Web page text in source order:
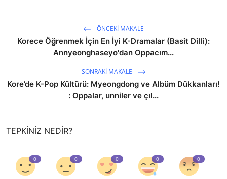
ÖNCEKI MAKALE
Korece Öğrenmek İçin En İyi K-Dramalar (Basit Dilli):
Annyeonghaseyo'dan Oppacım...
SONRAKI MAKALE
Kore’de K-Pop Kültürü: Myeongdong ve Albüm Dükkanları!
: Oppalar, unniler ve çıl...
TEPKINIZ NEDIR?
0 0 0 0 0